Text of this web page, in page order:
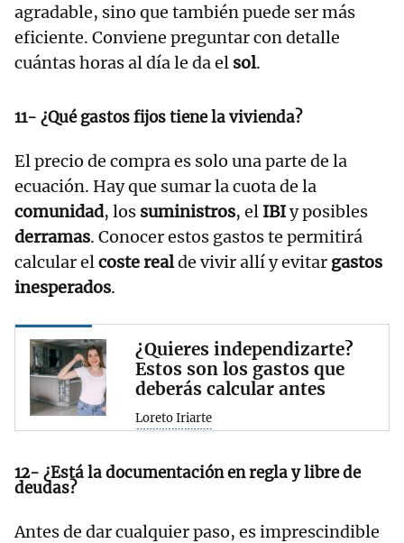
agradable, sino que también puede ser más
eficiente. Conviene preguntar con detalle
cuántas horas al día le da el sol.
11- ¿Qué gastos fijos tiene la vivienda?
El precio de compra es solo una parte de la
ecuación. Hay que sumar la cuota de la
comunidad, los suministros, el IBIy posibles
derramas. Conocer estos gastos te permitirá
calcular elcoste realde vivir allí y evitar gastos
inesperados.
¿Quieres independizarte?
Estos son los gastos que
deberás calcular antes
Loreto Iriarte
12- ¿Está la documentación en regla y libre de
deudas?
Antes de dar cualquier paso, es imprescindible